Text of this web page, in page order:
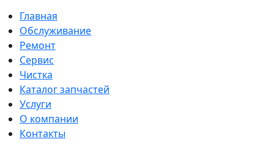
Главная
Обслуживание
Ремонт
Сервис
Чистка
Каталог запчастей
Услуги
О компании
Контакты